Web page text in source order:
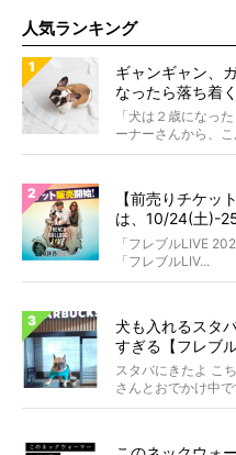
人気ランキング
ギャンギャン、
なったら落ち着
「犬は２歳になっ
ーナーさんから、
【前売りチケッ
は、10/24(土)-
ンプ・前夜祭・
「フレブルLIVE
「フレブルLIV...
犬も入れるスタ
すぎる【フレブル
スタバにきたよ こ
さんとおでかけ中